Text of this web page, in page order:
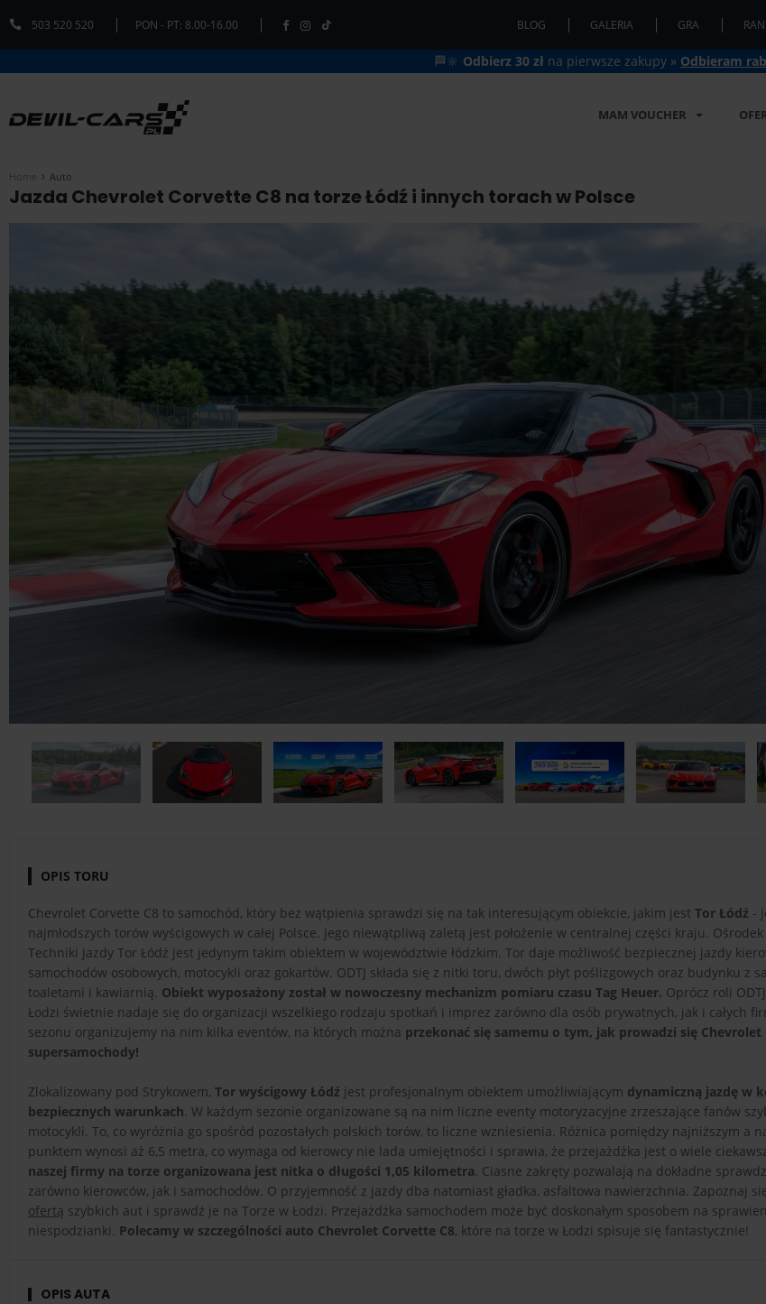
503 520 520 PON - PT: 8.00-16.00 BLOG GALERIA GRA
🏁🔆 Odbierz 30 zł na pierwsze zakupy » Odbieram
MAM VOUCHER
Home Auto
Jazda Chevrolet Corvette C8 na torze Łódź i innych torach w Polsce
OPIS TORU
Chevrolet Corvette C8 to samochód, który bez wątpienia sprawdzi się na tak interesującym obiekcie, jakim jest Tor Łódź -
najmłodszych torów wyścigowych w całej Polsce. Jego niewątpliwą zaletą jest położenie w centralnej części kraju.
Techniki Jazdy Tor Łódź jest jedynym takim obiektem w województwie łódzkim. Tor daje możliwość bezpiecznej jazdy
samochodów osobowych, motocykli oraz gokartów. ODTJ składa się z nitki toru, dwóch płyt poślizgowych oraz budynku z
toaletami i kawiarnią. Obiekt wyposażony został w nowoczesny mechanizm pomiaru czasu Tag Heuer. Oprócz roli
Łodzi świetnie nadaje się do organizacji wszelkiego rodzaju spotkań i imprez zarówno dla osób prywatnych, jak i całych
sezonu organizujemy na nim kilka eventów, na których można przekonać się samemu o tym, jak prowadzi się Chevrolet
supersamochody!
Zlokalizowany pod Strykowem, Tor wyścigowy Łódź jest profesjonalnym obiektem umożliwiającym dynamiczną jazdę w
bezpiecznych warunkach. W każdym sezonie organizowane są na nim liczne eventy motoryzacyjne zrzeszające fanów
motocykli. To, co wyróżnia go spośród pozostałych polskich torów, to liczne wzniesienia. Różnica pomiędzy najniższym a
punktem wynosi aż 6,5 metra, co wymaga od kierowcy nie lada umiejętności i sprawia, że przejażdżka jest o wiele
naszej firmy na torze organizowana jest nitka o długości 1,05 kilometra. Ciasne zakręty pozwalają na dokładne
zarówno kierowców, jak i samochodów. O przyjemność z jazdy dba natomiast gładka, asfaltowa nawierzchnia. Zapoznaj
ofertą szybkich aut i sprawdź je na Torze w Łodzi. Przejażdżka samochodem może być doskonałym sposobem na
niespodzianki. Polecamy w szczególności auto Chevrolet Corvette C8, które na torze w Łodzi spisuje się fantastycznie!
OPIS AUTA